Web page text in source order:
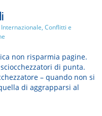
Internazionale, Conflitti e
non risparmia pagine.
di punta.
– quando non si
di aggrapparsi al